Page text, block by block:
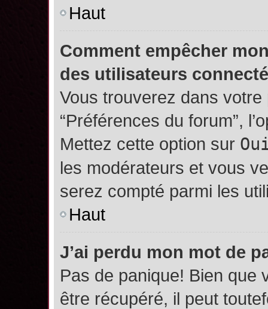
Haut
Comment empêcher
des utilisateurs
Vous trouverez dans votre
“Préférences du forum”,
Mettez cette option sur
les modérateurs et vous
serez compté parmi les
Haut
J’ai perdu mon mot de
Pas de panique! Bien que
être récupéré, il peut